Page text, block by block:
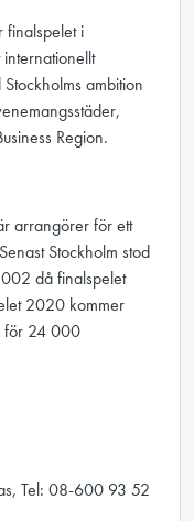
finalspelet i
ambition
Region.
arrangörer för ett
Stockholm stod
då finalspelet
2020 kommer
för 24 000
Tel: 08-600 93 52